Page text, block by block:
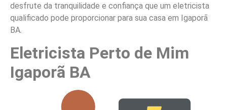
desfrute da tranquilidade e confiança que um eletricista
qualificado pode proporcionar para sua casa em Igaporã
BA.
Eletricista Perto de Mim
Igaporã BA